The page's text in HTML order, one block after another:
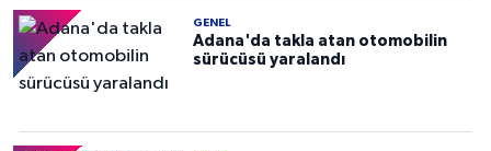
GENEL
Adana'da takla atan otomobilin
sürücüsü yaralandı